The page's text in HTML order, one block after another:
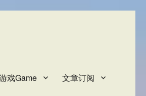
戏Game 文章订阅